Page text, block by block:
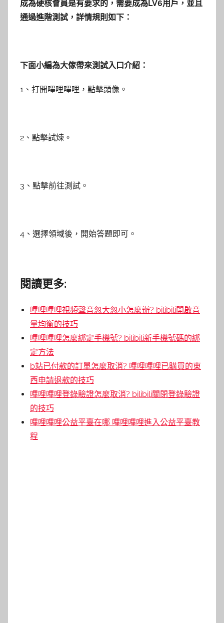
成為硬核會員是有要求的，需要成為LV6用戶，並且
通過進階測試，詳情規則如下：
下面小編為大傢帶來測試入口介紹：
1、打開嗶哩嗶哩，點擊頭像。
2、點擊試煉。
3、點擊前往測試。
4、選擇領域後，開始答題即可。
閱讀更多:
嗶哩嗶哩視頻聲音忽大忽小怎麼辦? bilibili開啟音
量均衡的技巧
嗶哩嗶哩怎麼綁定手機號? bilibili新手機號碼的綁
定方法
b站已付款的訂單怎麼取消? 嗶哩嗶哩已購買的東
西申請退款的技巧
嗶哩嗶哩登錄驗證怎麼取消? bilibili關閉登錄驗證
的技巧
嗶哩嗶哩公益平臺在哪 嗶哩嗶哩進入公益平臺教
程